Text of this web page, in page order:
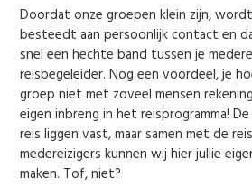
Doordat onze groepen klein zijn,
besteedt aan persoonlijk contact en
snel een hechte band tussen je
reisbegeleider. Nog een voordeel, je
groep niet met zoveel mensen
eigen inbreng in het reisprogramma!
reis liggen vast, maar samen met de
medereizigers kunnen wij hier jullie
maken. Tof, niet?